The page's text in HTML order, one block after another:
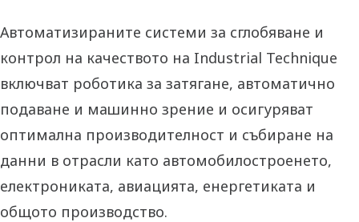
Автоматизираните системи за сглобяване и
контрол на качеството на Industrial Technique
включват роботика за затягане, автоматично
подаване и машинно зрение и осигуряват
оптимална производителност и събиране на
данни в отрасли като автомобилостроенето,
електрониката, авиацията, енергетиката и
общото производство.